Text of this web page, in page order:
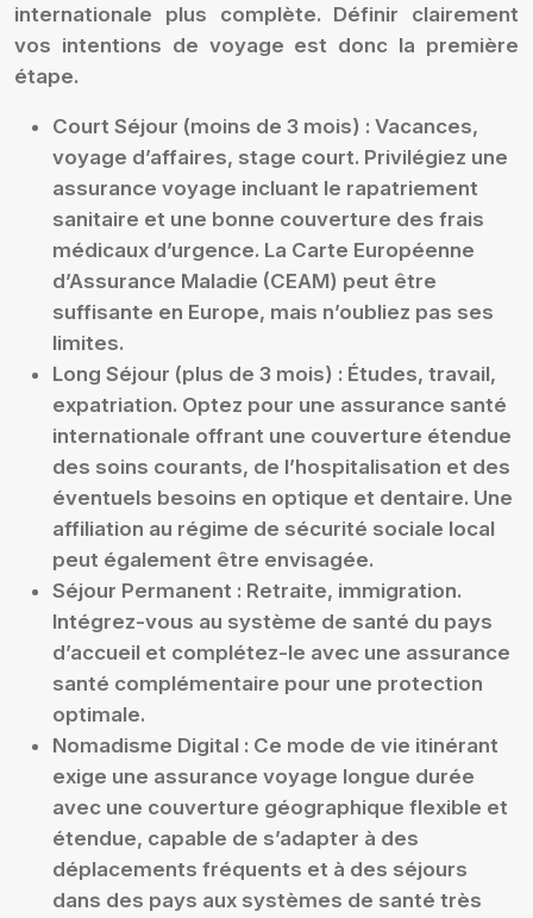
internationale plus complète. Définir clairement
vos intentions de voyage est donc la première
étape.
Court Séjour (moins de 3 mois) : Vacances,
voyage d’affaires, stage court. Privilégiez une
assurance voyage incluant le rapatriement
sanitaire et une bonne couverture des frais
médicaux d’urgence. La Carte Européenne
d’Assurance Maladie (CEAM) peut être
suffisante en Europe, mais n’oubliez pas ses
limites.
Long Séjour (plus de 3 mois) : Études, travail,
expatriation. Optez pour une assurance santé
internationale offrant une couverture étendue
des soins courants, de l’hospitalisation et des
éventuels besoins en optique et dentaire. Une
affiliation au régime de sécurité sociale local
peut également être envisagée.
Séjour Permanent : Retraite, immigration.
Intégrez-vous au système de santé du pays
d’accueil et complétez-le avec une assurance
santé complémentaire pour une protection
optimale.
Nomadisme Digital : Ce mode de vie itinérant
exige une assurance voyage longue durée
avec une couverture géographique flexible et
étendue, capable de s’adapter à des
déplacements fréquents et à des séjours
dans des pays aux systèmes de santé très